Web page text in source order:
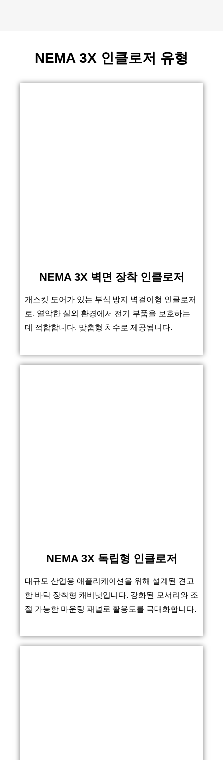
NEMA 3X 인클로저 유형
NEMA 3X 벽면 장착 인클로저
개스킷 도어가 있는 부식 방지 벽걸이형 인클로저
로, 열악한 실외 환경에서 전기 부품을 보호하는
데 적합합니다. 맞춤형 치수로 제공됩니다.
NEMA 3X 독립형 인클로저
대규모 산업용 애플리케이션을 위해 설계된 견고
한 바닥 장착형 캐비닛입니다. 강화된 모서리와 조
절 가능한 마운팅 패널로 활용도를 극대화합니다.